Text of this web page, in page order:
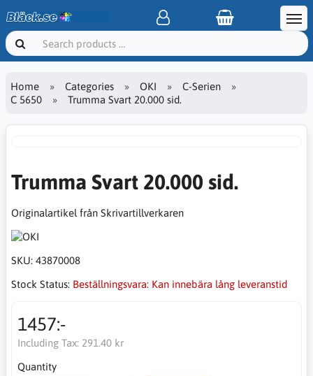
Home Categories OKI
C-Serien
C 5650
Trumma Svart 20.000 sid.
Trumma Svart 20.000 sid.
Originalartikel från Skrivartillverkaren
SKU: 43870008
Stock Status: Beställningsvara: Kan innebära lång leveranstid
1457:-
Including Tax: 291.40 kr
Quantity